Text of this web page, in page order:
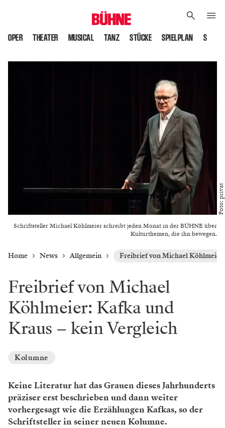
OPER THEATER MUSICAL TANZ STÜCKE SPIELPLAN
Schriftsteller Michael Köhlmeier schreibt jeden Monat in der BÜHNE über
Kulturthemen, die ihn bewegen.
Foto: privat
Home News Allgemein Freibrief von Michael
Freibrief von Michael
Köhlmeier: Kafka und
Kraus – kein Vergleich
Kolumne
Keine Literatur hat das Grauen dieses Jahrhunderts
präziser erst beschrieben und dann weiter
vorhergesagt wie die Erzählungen Kafkas, so der
Schriftsteller in seiner neuen Kolumne.